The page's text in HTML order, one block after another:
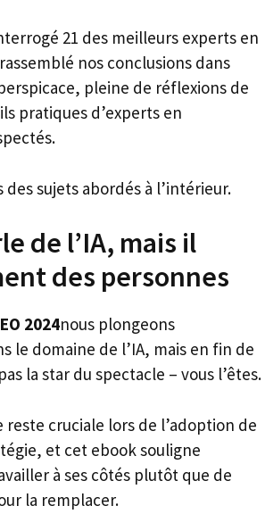
21 des meilleurs experts en
nos conclusions dans
pleine de réflexions de
pratiques d’experts en
des sujets abordés à l’intérieur.
de l’IA, mais il
des personnes
2024nous plongeons
le domaine de l’IA, mais en fin de
la star du spectacle – vous l’êtes.
reste cruciale lors de l’adoption de
et cet ebook souligne
à ses côtés plutôt que de
la remplacer.